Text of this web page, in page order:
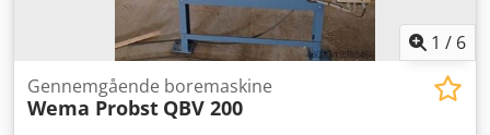
1 / 6
Gennemgående boremaskine
Wema Probst QBV 200